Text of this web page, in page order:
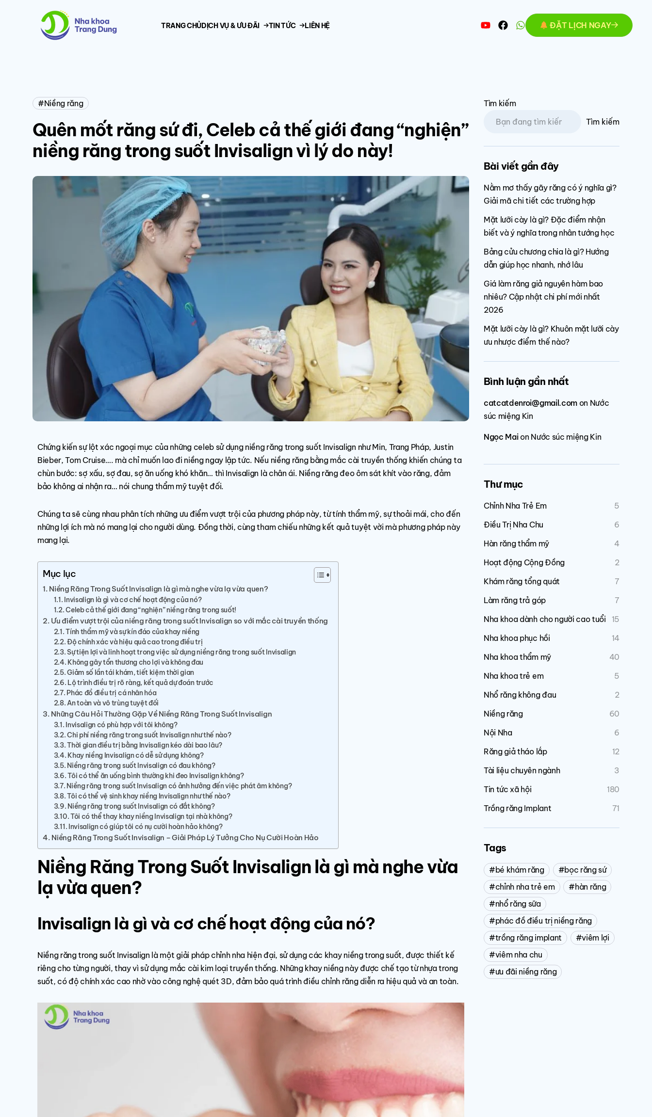
TRANG CHỦDỊCH VỤ & ƯU ĐÃI TIN TỨC LIÊN HỆ ĐẶT LỊCH NGAY
Niềng răng
Quên mốt răng sứ đi, Celeb cả thế giới đang “nghiện”
niềng răng trong suốt Invisalign vì lý do này!
Chứng kiến sự lột xác ngoại mục của những celeb sử dụng niềng răng trong suốt Invisalign như Min, Trang Pháp, Justin
Bieber, Tom Cruise…. mà chỉ muốn lao đi niềng ngay lập tức. Nếu niềng răng bằng mắc cài truyền thống khiến chúng ta
chùn bước: sợ xấu, sợ đau, sợ ăn uống khó khăn… thì Invisalign là chân ái. Niềng răng đeo ôm sát khít vào răng, đảm
bảo không ai nhận ra… nói chung thẩm mỹ tuyệt đối.
Chúng ta sẽ cùng nhau phân tích những ưu điểm vượt trội của phương pháp này, từ tính thẩm mỹ, sự thoải mái, cho đến
những lợi ích mà nó mang lại cho người dùng. Đồng thời, cùng tham chiếu những kết quả tuyệt vời mà phương pháp này
mang lại.
Mục lục
Niềng Răng Trong Suốt Invisalign là gì mà nghe vừa lạ vừa quen?
Invisalign là gì và cơ chế hoạt động của nó?
Celeb cả thế giới đang “nghiện” niềng răng trong suốt!
Ưu điểm vượt trội của niềng răng trong suốt Invisalign so với mắc cài truyền thống
Tính thẩm mỹ và sự kín đáo của khay niềng
Độ chính xác và hiệu quả cao trong điều trị
Sự tiện lợi và linh hoạt trong việc sử dụng niềng răng trong suốt Invisalign
Không gây tổn thương cho lợi và không đau
Giảm số lần tái khám, tiết kiệm thời gian
Lộ trình điều trị rõ ràng, kết quả dự đoán trước
Phác đồ điều trị cá nhân hóa
An toàn và vô trùng tuyệt đối
Những Câu Hỏi Thường Gặp Về Niềng Răng Trong Suốt Invisalign
Invisalign có phù hợp với tôi không?
Chi phí niềng răng trong suốt Invisalign như thế nào?
Thời gian điều trị bằng Invisalign kéo dài bao lâu?
Khay niềng Invisalign có dễ sử dụng không?
Niềng răng trong suốt Invisalign có đau không?
Tôi có thể ăn uống bình thường khi đeo Invisalign không?
Niềng răng trong suốt Invisalign có ảnh hưởng đến việc phát âm không?
Tôi có thể vệ sinh khay niềng Invisalign như thế nào?
Niềng răng trong suốt Invisalign có đắt không?
Tôi có thể thay khay niềng Invisalign tại nhà không?
Invisalign có giúp tôi có nụ cười hoàn hảo không?
Niềng Răng Trong Suốt Invisalign – Giải Pháp Lý Tưởng Cho Nụ Cười Hoàn Hảo
Niềng Răng Trong Suốt Invisalign là gì mà nghe vừa
lạ vừa quen?
Invisalign là gì và cơ chế hoạt động của nó?
Niềng răng trong suốt Invisalign là một giải pháp chỉnh nha hiện đại, sử dụng các khay niềng trong suốt, được thiết kế
riêng cho từng người, thay vì sử dụng mắc cài kim loại truyền thống. Những khay niềng này được chế tạo từ nhựa trong
suốt, có độ chính xác cao nhờ vào công nghệ quét 3D, đảm bảo quá trình điều chỉnh răng diễn ra hiệu quả và an toàn.
Tìm kiếm
Tìm kiếm
Bài viết gần đây
Nằm mơ thấy gãy răng có ý nghĩa gì?
Giải mã chi tiết các trường hợp
Mặt lưỡi cày là gì? Đặc điểm nhận
biết và ý nghĩa trong nhân tướng học
Bảng cửu chương chia là gì? Hướng
dẫn giúp học nhanh, nhớ lâu
Giá làm răng giả nguyên hàm bao
nhiêu? Cập nhật chi phí mới nhất
2026
Mặt lưỡi cày là gì? Khuôn mặt lưỡi cày
ưu nhược điểm thế nào?
Bình luận gần nhất
catcatdenroi@gmail.comon Nước
súc miệng Kin
Ngọc Maion Nước súc miệng Kin
Thư mục
Chỉnh Nha Trẻ Em
5
Điều Trị Nha Chu
6
Hàn răng thẩm mỹ
4
Hoạt động Cộng Đồng
2
Khám răng tổng quát
7
Làm răng trả góp
7
Nha khoa dành cho người cao tuổi
15
Nha khoa phục hồi
14
Nha khoa thẩm mỹ
40
Nha khoa trẻ em
5
Nhổ răng không đau
2
Niềng răng
60
Nội Nha
6
Răng giả tháo lắp
12
Tài liệu chuyên ngành
3
Tin tức xã hội
180
Trồng răng Implant
71
Tags
bé khám răng
bọc răng sứ
chỉnh nha trẻ em
hàn răng
nhổ răng sữa
phác đồ điều trị niềng răng
trồng răng implant
viêm lợi
viêm nha chu
ưu đãi niềng răng